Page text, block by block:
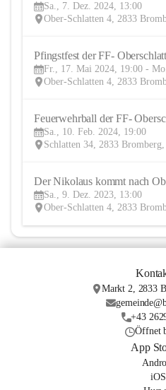
Sa., 7. Dez. 2024, 13:00
Ober-Schlatten 4, 2833
Pfingstfest der FF-
Fr., 17. Mai 2024, 19:00 -
Ober-Schlatten 4, 2833
Feuerwehrball der FF-
Sa., 10. Feb. 2024, 19:00
Schlatten 34, 2833
Der Nikolaus kommt nach
Sa., 9. Dez. 2023, 13:00
Ober-Schlatten 4, 2833
Markt 2, 2833
+43
Öffnet
App
iOS